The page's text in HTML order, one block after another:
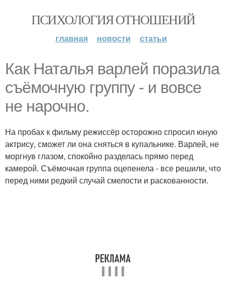
ПСИХОЛОГИЯ ОТНОШЕНИЙ
главная новости статьи
Как Наталья варлей поразила
съёмочную группу - и вовсе
не нарочно.
На пробах к фильму режиссёр осторожно спросил юную
актрису, сможет ли она сняться в купальнике. Варлей, не
моргнув глазом, спокойно разделась прямо перед
камерой. Съёмочная группа оцепенела - все решили, что
перед ними редкий случай смелости и раскованности.